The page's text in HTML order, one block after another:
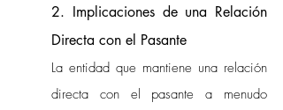
2. Implicaciones de una Relación
Directa con el Pasante
La entidad que mantiene una relación
directa con el pasante a menudo